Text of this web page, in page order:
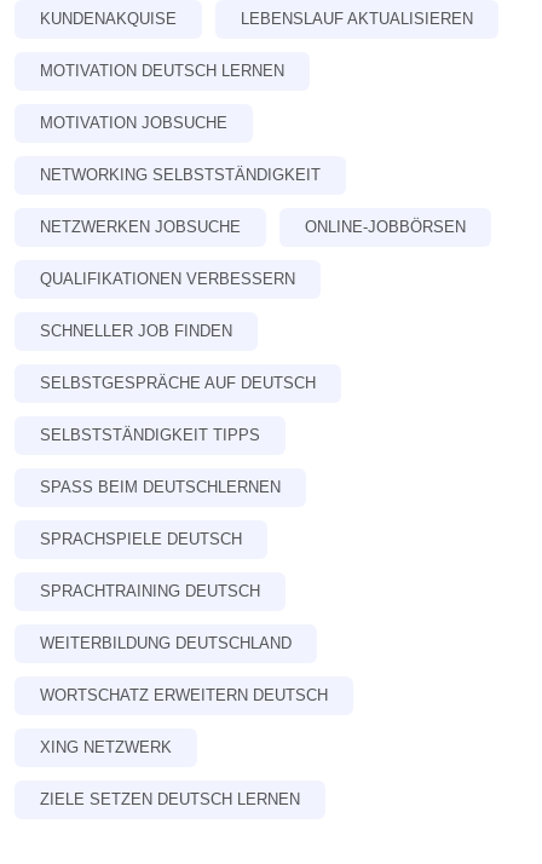
KUNDENAKQUISE LEBENSLAUF AKTUALISIEREN
MOTIVATION DEUTSCH LERNEN
MOTIVATION JOBSUCHE
NETWORKING SELBSTSTÄNDIGKEIT
NETZWERKEN JOBSUCHE ONLINE-JOBBÖRSEN
QUALIFIKATIONEN VERBESSERN
SCHNELLER JOB FINDEN
SELBSTGESPRÄCHE AUF DEUTSCH
SELBSTSTÄNDIGKEIT TIPPS
SPASS BEIM DEUTSCHLERNEN
SPRACHSPIELE DEUTSCH
SPRACHTRAINING DEUTSCH
WEITERBILDUNG DEUTSCHLAND
WORTSCHATZ ERWEITERN DEUTSCH
XING NETZWERK
ZIELE SETZEN DEUTSCH LERNEN